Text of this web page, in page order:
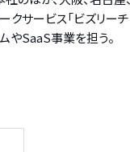
サービス「ビズリー
やSaaS事業を担う。